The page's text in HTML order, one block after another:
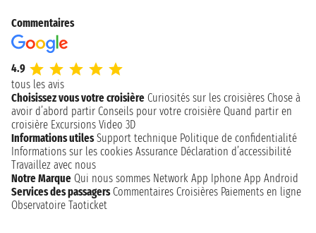
Commentaires
4.9
tous les avis
Choisissez vous votre croisière Curiosités sur les croisières Chose à
avoir d’abord partir Conseils pour votre croisière Quand partir en
croisière Excursions Video 3D
Informations utiles Support technique Politique de confidentialité
Informations sur les cookies Assurance Déclaration d’accessibilité
Travaillez avec nous
Notre Marque Qui nous sommes Network App Iphone App Android
Services des passagers Commentaires Croisières Paiements en ligne
Observatoire Taoticket